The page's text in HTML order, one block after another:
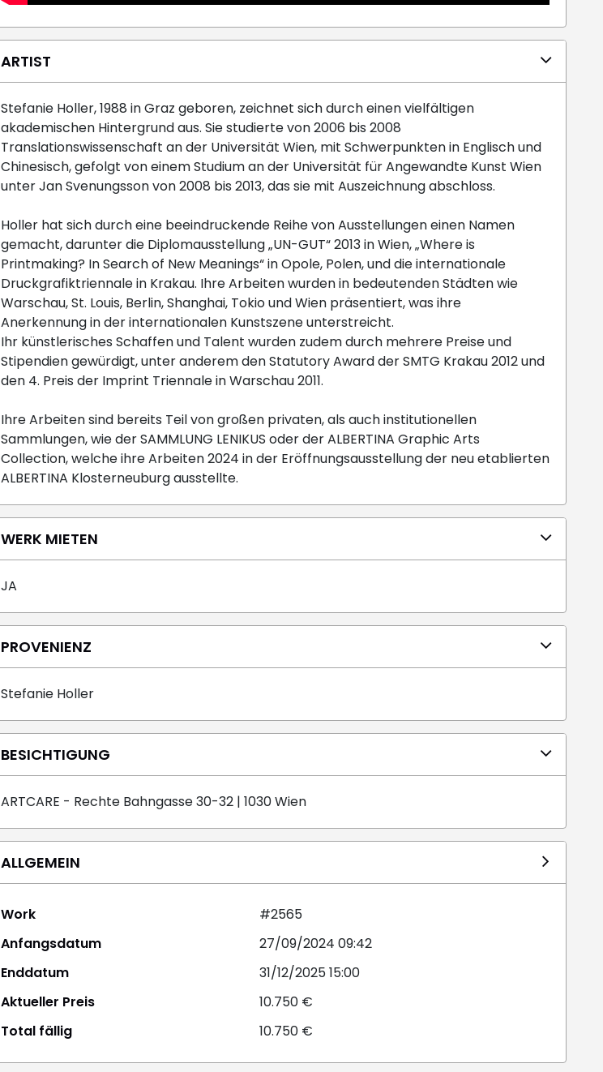
ARTIST
Stefanie Holler, 1988 in Graz geboren, zeichnet sich durch einen vielfältigen
akademischen Hintergrund aus. Sie studierte von 2006 bis 2008
Translationswissenschaft an der Universität Wien, mit Schwerpunkten in Englisch und
Chinesisch, gefolgt von einem Studium an der Universität für Angewandte Kunst Wien
unter Jan Svenungsson von 2008 bis 2013, das sie mit Auszeichnung abschloss.
Holler hat sich durch eine beeindruckende Reihe von Ausstellungen einen Namen
gemacht, darunter die Diplomausstellung „UN-GUT“ 2013 in Wien, „Where is
Printmaking? In Search of New Meanings“ in Opole, Polen, und die internationale
Druckgrafiktriennale in Krakau. Ihre Arbeiten wurden in bedeutenden Städten wie
Warschau, St. Louis, Berlin, Shanghai, Tokio und Wien präsentiert, was ihre
Anerkennung in der internationalen Kunstszene unterstreicht.
Ihr künstlerisches Schaffen und Talent wurden zudem durch mehrere Preise und
Stipendien gewürdigt, unter anderem den Statutory Award der SMTG Krakau 2012 und
den 4. Preis der Imprint Triennale in Warschau 2011.
Ihre Arbeiten sind bereits Teil von großen privaten, als auch institutionellen
Sammlungen, wie der SAMMLUNG LENIKUS oder der ALBERTINA Graphic Arts
Collection, welche ihre Arbeiten 2024 in der Eröffnungsausstellung der neu etablierten
ALBERTINA Klosterneuburg ausstellte.
WERK MIETEN
JA
PROVENIENZ
Stefanie Holler
BESICHTIGUNG
ARTCARE - Rechte Bahngasse 30-32 | 1030 Wien
ALLGEMEIN
Work
#2565
Anfangsdatum
27/09/2024 09:42
Enddatum
31/12/2025 15:00
Aktueller Preis
10.750 €
Total fällig
10.750 €